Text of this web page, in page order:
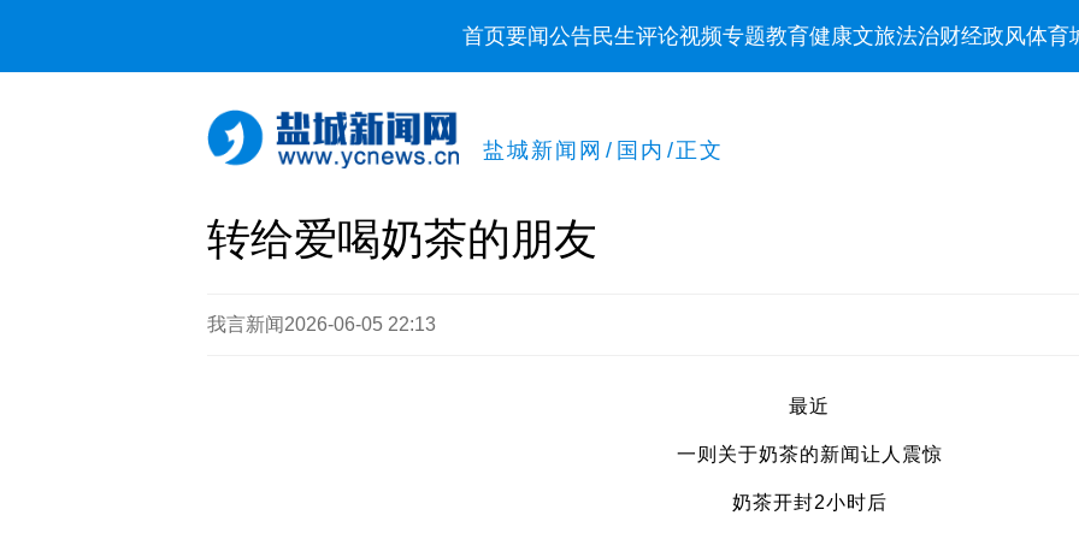
首页要闻公告民生评论视频专题教育健康文旅法治财经政风体育
盐城新闻网 / 国内 /正文
转给爱喝奶茶的朋友
我言新闻 2026-06-05 22:13
最近
一则关于奶茶的新闻让人震惊
奶茶开封2小时后